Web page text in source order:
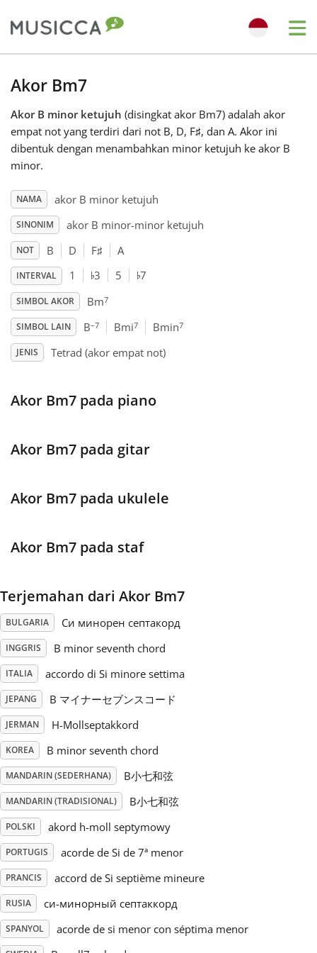
Български
English
Español
Português
Svenska
Tiếng Việt
Türkçe
Українська
繁體中文
Akor Bm7
Akor B minor ketujuh (disingkat akor Bm7) adalah akor
empat not yang terdiri dari not B, D, F♯, dan A. Akor ini
dibentuk dengan menambahkan minor ketujuh ke akor B
minor.
NAMA akor B minor ketujuh
SINONIM akor B minor-minor ketujuh
NOT B D F♯ A
INTERVAL 1 ♭3 5 ♭7
SIMBOL AKOR Bm7
SIMBOL LAIN B–7 Bmi7 Bmin7
JENIS Tetrad (akor empat not)
Akor Bm7 pada piano
Akor Bm7 pada gitar
Akor Bm7 pada ukulele
Akor Bm7 pada staf
Terjemahan dari Akor Bm7
BULGARIA Си минорен септакорд
INGGRIS B minor seventh chord
ITALIA accordo di Si minore settima
JEPANG B マイナーセブンスコード
JERMAN H-Mollseptakkord
KOREA B minor seventh chord
MANDARIN (SEDERHANA) B小七和弦
MANDARIN (TRADISIONAL) B小七和弦
POLSKI akord h-moll septymowy
PORTUGIS acorde de Si de 7ª menor
PRANCIS accord de Si septième mineure
RUSIA си-минорный септаккорд
SPANYOL acorde de si menor con séptima menor